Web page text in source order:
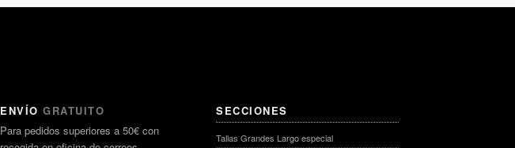
ENVÍO GRATUITO
Para pedidos superiores a 50€ con
SECCIONES
Tallas Grandes Largo especial